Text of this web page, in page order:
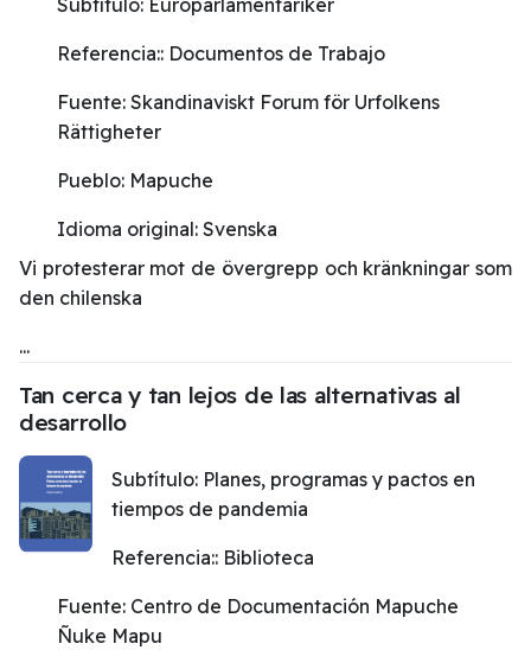
Referencia:: Documentos de Trabajo
Fuente: Skandinaviskt Forum för Urfolkens
Rättigheter
Pueblo: Mapuche
Idioma original: Svenska
Vi protesterar mot de övergrepp och kränkningar som
den chilenska
...
Tan cerca y tan lejos de las alternativas al
desarrollo
Subtítulo: Planes, programas y pactos en
tiempos de pandemia
Referencia:: Biblioteca
Fuente: Centro de Documentación Mapuche
Ñuke Mapu